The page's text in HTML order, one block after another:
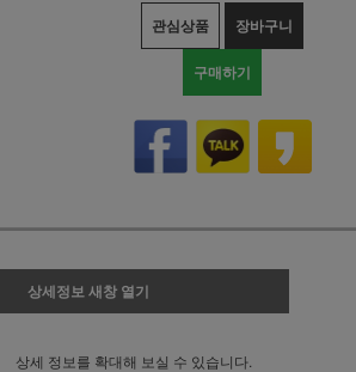
관심상품 장바구니
구매하기
상세정보 새창 열기
상세 정보를 확대해 보실 수 있습니다.